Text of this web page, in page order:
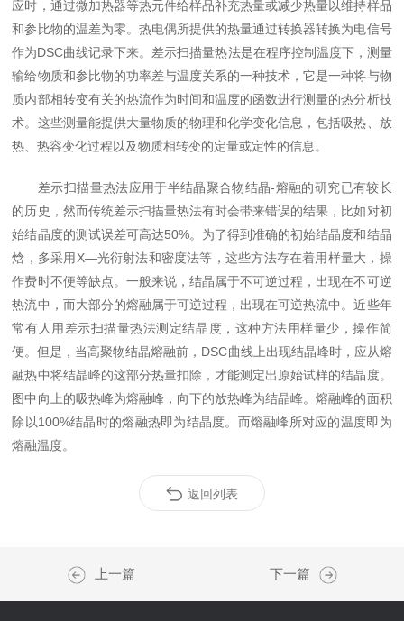
应时，通过微加热器等热元件给样品补充热量或减少热量以维持样品
和参比物的温差为零。热电偶所提供的热量通过转换器转换为电信号
作为DSC曲线记录下来。差示扫描量热法是在程序控制温度下，测量
输给物质和参比物的功率差与温度关系的一种技术，它是一种将与物
质内部相转变有关的热流作为时间和温度的函数进行测量的热分析技
术。这些测量能提供大量物质的物理和化学变化信息，包括吸热、放
热、热容变化过程以及物质相转变的定量或定性的信息。
差示扫描量热法应用于半结晶聚合物结晶-熔融的研究已有较长
的历史，然而传统差示扫描量热法有时会带来错误的结果，比如对初
始结晶度的测试误差可高达50%。为了得到准确的初始结晶度和结晶
焓，多采用X—光衍射法和密度法等，这些方法存在着用样量大，操
作费时不便等缺点。一般来说，结晶属于不可逆过程，出现在不可逆
热流中，而大部分的熔融属于可逆过程，出现在可逆热流中。近些年
常有人用差示扫描量热法测定结晶度，这种方法用样量少，操作简
便。但是，当高聚物结晶熔融前，DSC曲线上出现结晶峰时，应从熔
融热中将结晶峰的这部分热量扣除，才能测定出原始试样的结晶度。
图中向上的吸热峰为熔融峰，向下的放热峰为结晶峰。熔融峰的面积
除以100%结晶时的熔融热即为结晶度。而熔融峰所对应的温度即为
熔融温度。
返回列表
上一篇 下一篇